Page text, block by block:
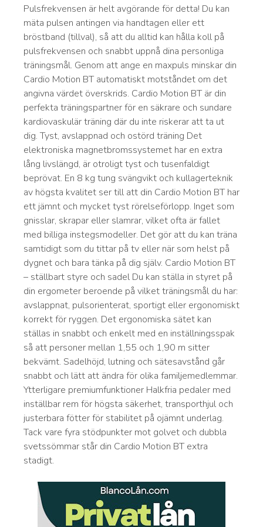
Pulsfrekvensen är helt avgörande för detta! Du kan
mäta pulsen antingen via handtagen eller ett
bröstband (tillval), så att du alltid kan hålla koll på
pulsfrekvensen och snabbt uppnå dina personliga
träningsmål. Genom att ange en maxpuls minskar din
Cardio Motion BT automatiskt motståndet om det
angivna värdet överskrids. Cardio Motion BT är din
perfekta träningspartner för en säkrare och sundare
kardiovaskulär träning där du inte riskerar att ta ut
dig. Tyst, avslappnad och ostörd träning Det
elektroniska magnetbromssystemet har en extra
lång livslängd, är otroligt tyst och tusenfaldigt
beprövat. En 8 kg tung svängvikt och kullagerteknik
av högsta kvalitet ser till att din Cardio Motion BT har
ett jämnt och mycket tyst rörelseförlopp. Inget som
gnisslar, skrapar eller slamrar, vilket ofta är fallet
med billiga instegsmodeller. Det gör att du kan träna
samtidigt som du tittar på tv eller när som helst på
dygnet och bara tänka på dig själv. Cardio Motion BT
– ställbart styre och sadel Du kan ställa in styret på
din ergometer beroende på vilket träningsmål du har:
avslappnat, pulsorienterat, sportigt eller ergonomiskt
korrekt för ryggen. Det ergonomiska sätet kan
ställas in snabbt och enkelt med en inställningsspak
så att personer mellan 1,55 och 1,90 m sitter
bekvämt. Sadelhöjd, lutning och sätesavstånd går
snabbt och lätt att ändra för olika familjemedlemmar.
Ytterligare premiumfunktioner Halkfria pedaler med
inställbar rem för högsta säkerhet, transporthjul och
justerbara fötter för stabilitet på ojämnt underlag.
Tack vare fyra stödpunkter mot golvet och dubbla
svetssömmar står din Cardio Motion BT extra
stadigt.